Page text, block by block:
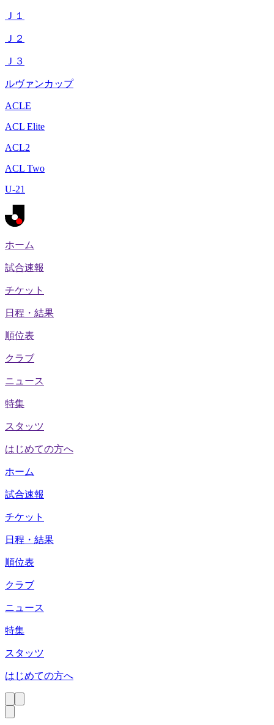
Ｊ１
Ｊ２
Ｊ３
ルヴァンカップ
ACLE
ACL Elite
ACL2
ACL Two
U-21
ホーム
試合速報
チケット
日程・結果
順位表
クラブ
ニュース
特集
スタッツ
はじめての方へ
ホーム
試合速報
チケット
日程・結果
順位表
クラブ
ニュース
特集
スタッツ
はじめての方へ